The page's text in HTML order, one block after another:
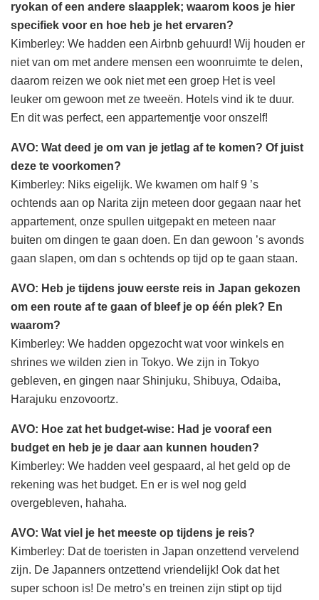
ryokan of een andere slaapplek; waarom koos je hier
specifiek voor en hoe heb je het ervaren?
Kimberley: We hadden een Airbnb gehuurd! Wij houden er
niet van om met andere mensen een woonruimte te delen,
daarom reizen we ook niet met een groep Het is veel
leuker om gewoon met ze tweeën. Hotels vind ik te duur.
En dit was perfect, een appartementje voor onszelf!
AVO: Wat deed je om van je jetlag af te komen? Of juist
deze te voorkomen?
Kimberley: Niks eigelijk. We kwamen om half 9 ’s
ochtends aan op Narita zijn meteen door gegaan naar het
appartement, onze spullen uitgepakt en meteen naar
buiten om dingen te gaan doen. En dan gewoon ’s avonds
gaan slapen, om dan s ochtends op tijd op te gaan staan.
AVO: Heb je tijdens jouw eerste reis in Japan gekozen
om een route af te gaan of bleef je op één plek? En
waarom?
Kimberley: We hadden opgezocht wat voor winkels en
shrines we wilden zien in Tokyo. We zijn in Tokyo
gebleven, en gingen naar Shinjuku, Shibuya, Odaiba,
Harajuku enzovoortz.
AVO: Hoe zat het budget-wise: Had je vooraf een
budget en heb je je daar aan kunnen houden?
Kimberley: We hadden veel gespaard, al het geld op de
rekening was het budget. En er is wel nog geld
overgebleven, hahaha.
AVO: Wat viel je het meeste op tijdens je reis?
Kimberley: Dat de toeristen in Japan onzettend vervelend
zijn. De Japanners ontzettend vriendelijk! Ook dat het
super schoon is! De metro’s en treinen zijn stipt op tijd